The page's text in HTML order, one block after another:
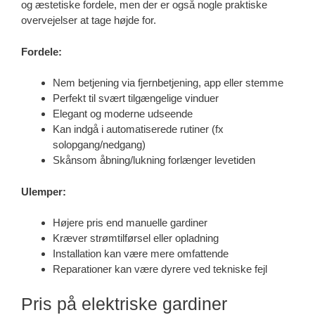
og æstetiske fordele, men der er også nogle praktiske
overvejelser at tage højde for.
Fordele:
Nem betjening via fjernbetjening, app eller stemme
Perfekt til svært tilgængelige vinduer
Elegant og moderne udseende
Kan indgå i automatiserede rutiner (fx
solopgang/nedgang)
Skånsom åbning/lukning forlænger levetiden
Ulemper:
Højere pris end manuelle gardiner
Kræver strømtilførsel eller opladning
Installation kan være mere omfattende
Reparationer kan være dyrere ved tekniske fejl
Pris på elektriske gardiner